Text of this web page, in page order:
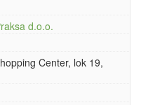
d.o.o.
Center, lok 19,